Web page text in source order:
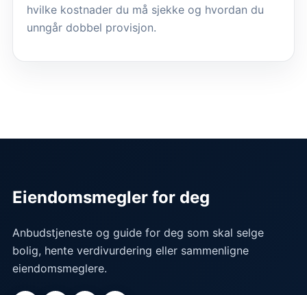
hvilke kostnader du må sjekke og hvordan du
unngår dobbel provisjon.
Eiendomsmegler for deg
Anbudstjeneste og guide for deg som skal selge
bolig, hente verdivurdering eller sammenligne
eiendomsmeglere.